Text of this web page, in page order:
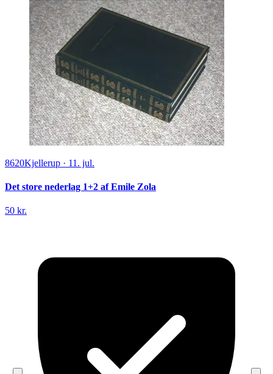
8620Kjellerup · 11. jul.
Det store nederlag 1+2 af Emile Zola
50 kr.